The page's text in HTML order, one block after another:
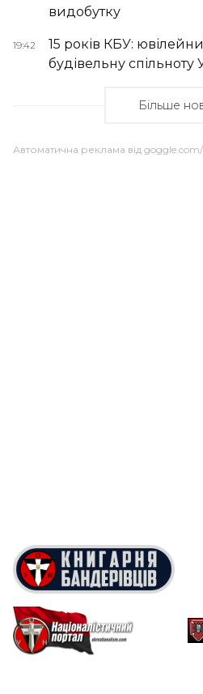
видобутку
19:42
15 років КБУ:
будівельну спільноту
Більше
Автоматична реклама від goggle.com/